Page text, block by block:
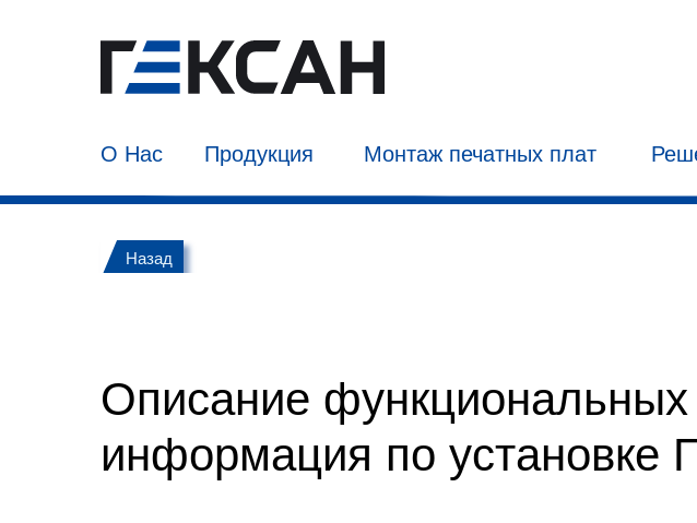
Монтаж печатных плат
О Нас Продукция
Назад
Описание функциональных
информация по установке